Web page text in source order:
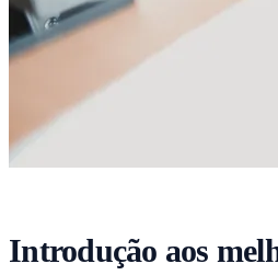
Introdução aos